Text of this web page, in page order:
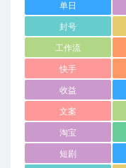
单日
封号
工作流
快手
收益
文案
淘宝
短剧